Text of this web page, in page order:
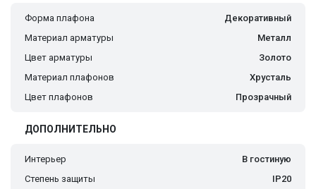
Форма плафона
Декоративный
Материал арматуры
Металл
Цвет арматуры
Золото
Материал плафонов
Хрусталь
Цвет плафонов
Прозрачный
ДОПОЛНИТЕЛЬНО
Интерьер
В гостиную
Степень защиты
IP20